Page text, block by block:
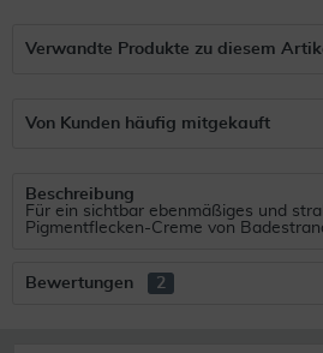
Verwandte Produkte zu diesem
Von Kunden häufig mitgekauft
Beschreibung
Für ein sichtbar ebenmäßiges und
Pigmentflecken-Creme von
Bewertungen 2